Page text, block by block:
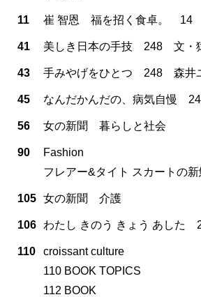
11 崔 智恩 福を招く食卓。 14
41 美しき日本の手技 248 文・
43 手みやげをひとつ 248 森井
45 なんだかんだの、病気自慢
56 女の新聞 暮らしと社会
90
Fashion
フレアー&タイト スカートの新
105 女の新聞 介護
106 わたし きのう きょう あした
110
croissant culture
110 BOOK TOPICS
112 BOOK